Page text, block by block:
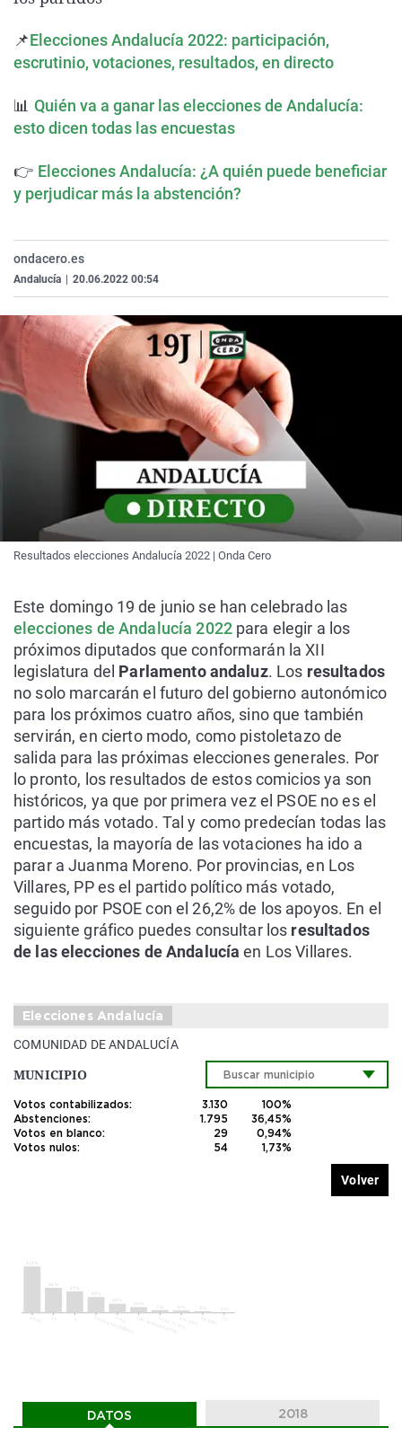
Gente viajera
Retornados
Operación Viuda
Galicia
Navarra
Televisión
📌Elecciones Andalucía 2022: participación,
escrutinio, votaciones, resultados, en directo
📊 Quién va a ganar las elecciones de Andalucía:
esto dicen todas las encuestas
👉 Elecciones Andalucía: ¿A quién puede beneficiar
y perjudicar más la abstención?
ondacero.es
Andalucía 20.06.2022 00:54
Resultados elecciones Andalucía 2022 | Onda Cero
Este domingo 19 de junio se han celebrado las
elecciones de Andalucía 2022para elegir a los
próximos diputados que conformarán la XII
legislatura del Parlamento andaluz. Los resultados
no solo marcarán el futuro del gobierno autonómico
para los próximos cuatro años, sino que también
servirán, en cierto modo, como pistoletazo de
salida para las próximas elecciones generales. Por
lo pronto, los resultados de estos comicios ya son
históricos, ya que por primera vez el PSOE no es el
partido más votado. Tal y como predecían todas las
encuestas, la mayoría de las votaciones ha ido a
parar a Juanma Moreno. Por provincias, en Los
Villares, PP es el partido político más votado,
seguido por PSOE con el 26,2% de los apoyos. En el
siguiente gráfico puedes consultar los resultados
de las elecciones de Andalucía en Los Villares.
Elecciones Andalucía
COMUNIDAD DE ANDALUCÍA
MUNICIPIO
Votos contabilizados: 3.130
100%
Abstenciones:
1.795
36,45%
Votos en blanco:
29
0,94%
Votos nulos:
54 1,73%
Volver
DATOS 2018